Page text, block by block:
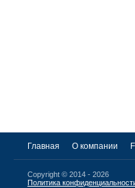
Главная О компании
Copyright © 2014 - 2026
Политика